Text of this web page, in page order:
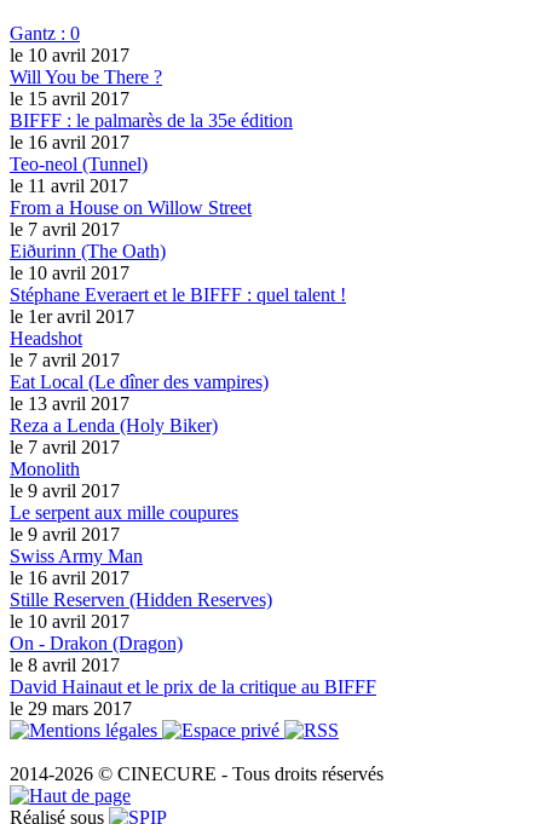
Gantz : 0
le 10 avril 2017
Will You be There ?
le 15 avril 2017
BIFFF : le palmarès de la 35e édition
le 16 avril 2017
Teo-neol (Tunnel)
le 11 avril 2017
From a House on Willow Street
le 7 avril 2017
Eiðurinn (The Oath)
le 10 avril 2017
Stéphane Everaert et le BIFFF : quel talent !
le 1er avril 2017
Headshot
le 7 avril 2017
Eat Local (Le dîner des vampires)
le 13 avril 2017
Reza a Lenda (Holy Biker)
le 7 avril 2017
Monolith
le 9 avril 2017
Le serpent aux mille coupures
le 9 avril 2017
Swiss Army Man
le 16 avril 2017
Stille Reserven (Hidden Reserves)
le 10 avril 2017
On - Drakon (Dragon)
le 8 avril 2017
David Hainaut et le prix de la critique au BIFFF
le 29 mars 2017
2014-2026 © CINECURE - Tous droits réservés
Réalisé sous